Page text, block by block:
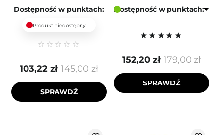
Dostępność w punktach:
Produkt niedostępny
145,00 zł
103,22 zł
SPRAWDŹ
Dostępność w punktach:
179,00 zł
152,20 zł
SPRAWDŹ